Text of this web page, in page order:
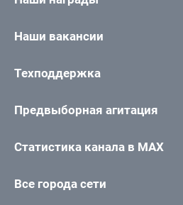
Наши вакансии
Техподдержка
Предвыборная агитация
Статистика канала в MAX
Все города сети